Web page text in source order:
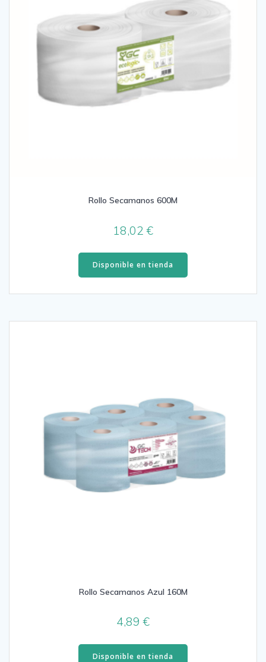
Rollo Secamanos 600M
18,02€
Disponible en tienda
Rollo Secamanos Azul 160M
4,89€
Disponible en tienda